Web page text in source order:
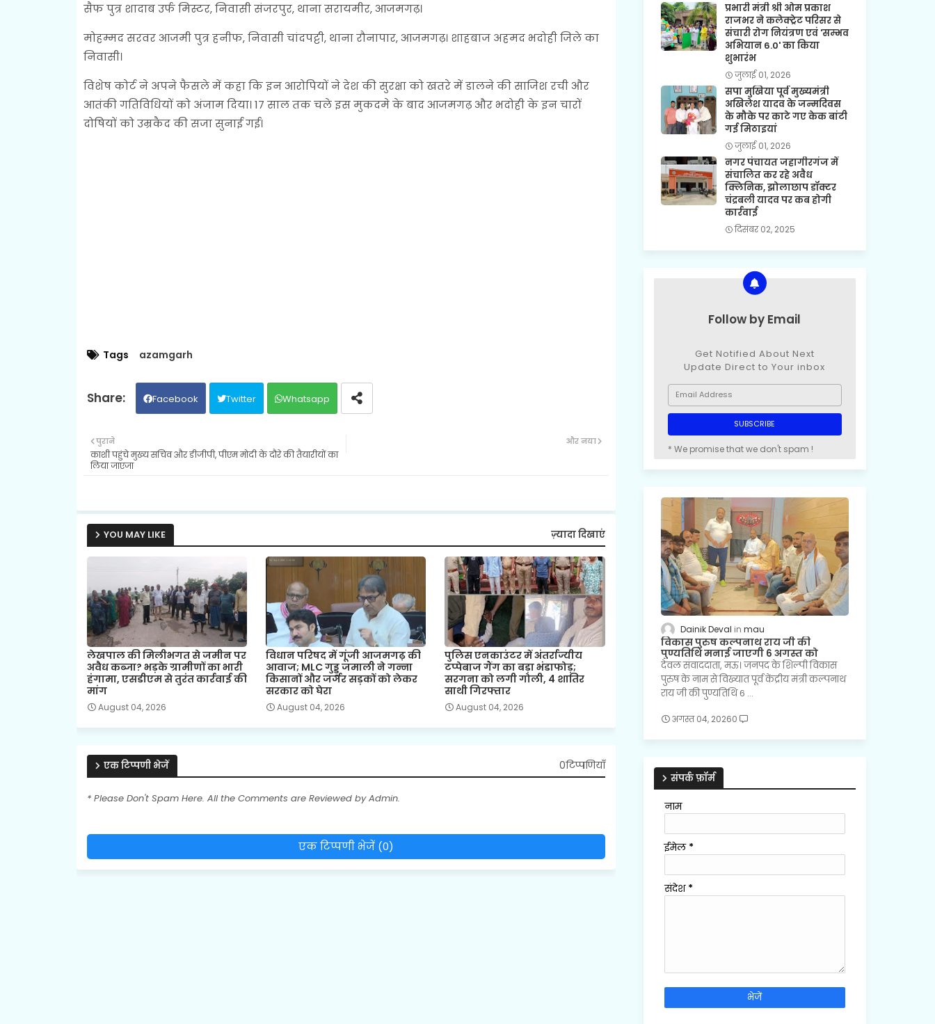
सैफ पुत्र शादाब उर्फ मिस्टर, निवासी संजरपुर, थाना सरायमीर, आजमगढ़।
मोहम्मद सरवर आजमी पुत्र हनीफ, निवासी चांदपट्टी, थाना रौनापार, आजमगढ़। शाहबाज अहमद भदोही जिले का
निवासी।
विशेष कोर्ट ने अपने फैसले में कहा कि इन आरोपियों ने देश की सुरक्षा को खतरे में डालने की साजिश रची और
आतंकी गतिविधियों को अंजाम दिया। 17 साल तक चले इस मुकदमे के बाद आजमगढ़ और भदोही के इन चारों
दोषियों को उम्रकैद की सजा सुनाई गई।
Tags azamgarh
Facebook Twitter Whatsapp
और नया
पुराने
काशी पहुंचे मुख्य सचिव और डीजीपी, पीएम मोदी के दौरे की तैयारीयों का
लिया जाएजा
YOU MAY LIKE ज़्यादा दिखाएं
लेखपाल की मिलीभगत से जमीन पर
अवैध कब्जा? भड़के ग्रामीणों का भारी
हंगामा, एसडीएम से तुरंत कार्रवाई की
मांग
August 04, 2026
विधान परिषद में गूंजी आजमगढ़ की
आवाज; MLC गुड्डू जमाली ने गन्ना
किसानों और जर्जर सड़कों को लेकर
सरकार को घेरा
August 04, 2026
पुलिस एनकाउंटर में अंतर्राज्यीय
टप्पेबाज गैंग का बड़ा भंडाफोड़;
सरगना को लगी गोली, 4 शातिर
साथी गिरफ्तार
August 04, 2026
एक टिप्पणी भेजें 0टिप्पणियाँ
* Please Don't Spam Here. All the Comments are Reviewed by Admin.
एक टिप्पणी भेजें (0)
प्रभारी मंत्री श्री ओम प्रकाश
राजभर ने कलेक्ट्रेट परिसर से
संचारी रोग नियंत्रण एवं 'सम्भव
अभियान 6.0' का किया
शुभारंभ
जुलाई 01, 2026
सपा मुखिया पूर्व मुख्यमंत्री
अखिलेश यादव के जन्मदिवस
के मौके पर काटे गए केक बांटी
गई मिठाइयां
जुलाई 01, 2026
नगर पंचायत जहागीरगंज में
संचालित कर रहे अवैध
क्लिनिक, झोलाछाप डॉक्टर
चंद्रबली यादव पर कब होगी
कार्रवाई
दिसंबर 02, 2025
Follow by Email
Get Notified About Next
Update Direct to Your inbox
* We promise that we don't spam !
Dainik Deval mau
विकास पुरुष कल्पनाथ राय जी की
पुण्यतिथि मनाई जाएगी 6 अगस्त को
देवल संवाददाता, मऊ। जनपद के शिल्पी विकास
पुरुष के नाम से विख्यात पूर्व केंद्रीय मंत्री कल्पनाथ
राय जी की पुण्यतिथि 6 …
अगस्त 04, 20260
संपर्क फ़ॉर्म
नाम
ईमेल *
संदेश *